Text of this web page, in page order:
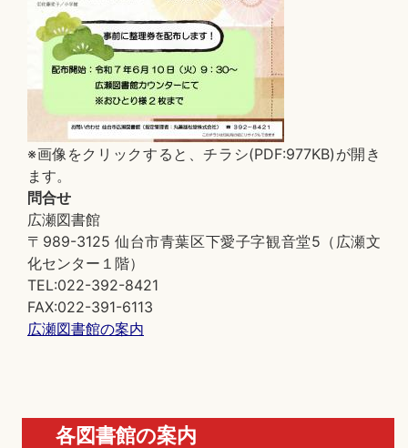
※画像をクリックすると、チラシ(PDF:977KB)が開き
ます。
問合せ
広瀬図書館
〒989-3125 仙台市青葉区下愛子字観音堂5（広瀬文
化センター１階）
TEL:022-392-8421
FAX:022-391-6113
広瀬図書館の案内
各図書館の案内